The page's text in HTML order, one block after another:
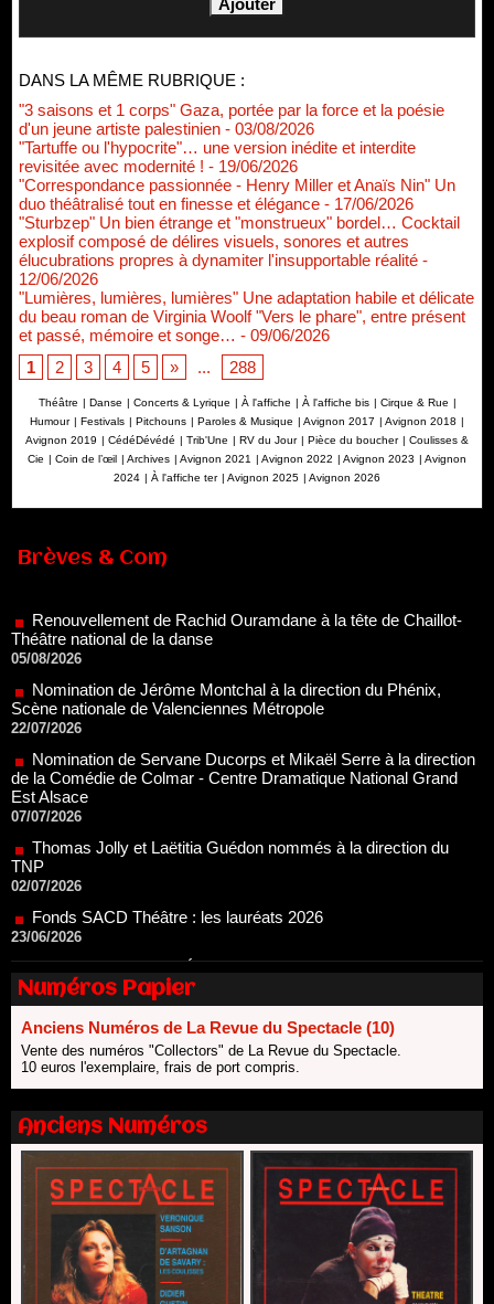
DANS LA MÊME RUBRIQUE :
"3 saisons et 1 corps" Gaza, portée par la force et la poésie
d'un jeune artiste palestinien - 03/08/2026
"Tartuffe ou l'hypocrite"… une version inédite et interdite
revisitée avec modernité ! - 19/06/2026
"Correspondance passionnée - Henry Miller et Anaïs Nin" Un
duo théâtralisé tout en finesse et élégance - 17/06/2026
"Sturbzep" Un bien étrange et "monstrueux" bordel… Cocktail
explosif composé de délires visuels, sonores et autres
élucubrations propres à dynamiter l'insupportable réalité -
12/06/2026
"Lumières, lumières, lumières" Une adaptation habile et délicate
du beau roman de Virginia Woolf "Vers le phare", entre présent
et passé, mémoire et songe… - 09/06/2026
1
2 3 4 5 » ... 288
Théâtre | Danse | Concerts & Lyrique | À l'affiche | À l'affiche bis | Cirque & Rue |
Humour | Festivals | Pitchouns | Paroles & Musique | Avignon 2017 | Avignon 2018 |
Avignon 2019 | CédéDévédé | Trib'Une | RV du Jour | Pièce du boucher | Coulisses &
Cie | Coin de l’œil | Archives | Avignon 2021 | Avignon 2022 | Avignon 2023 | Avignon
2024 | À l'affiche ter | Avignon 2025 | Avignon 2026
Brèves & Com
Renouvellement de Rachid Ouramdane à la tête de Chaillot-
Nomination de Jérôme Montchal à la direction du Phénix,
Scène nationale de Valenciennes Métropole
22/07/2026
Nomination de Servane Ducorps et Mikaël Serre à la direction
de la Comédie de Colmar - Centre Dramatique National Grand
Est Alsace
07/07/2026
Thomas Jolly et Laëtitia Guédon nommés à la direction du
TNP
02/07/2026
Fonds SACD Théâtre : les lauréats 2026
23/06/2026
20/06/2026
Le palmarès des prix SACD 2026
18/06/2026
Les 10 lauréats du Fonds Grandes Formes Théâtre 2026
SACD
13/06/2026
Nomination de Nathalie Garraud et Olivier Saccomano à la
direction du Théâtre de Gennevilliers - CDN
13/06/2026
Dispositif SACD Auteurs d'espaces : les lauréats 2026
18/03/2026
Numéros Papier
Anciens Numéros de La Revue du Spectacle (10)
Vente des numéros "Collectors" de La Revue du Spectacle.
10 euros l'exemplaire, frais de port compris.
Anciens Numéros